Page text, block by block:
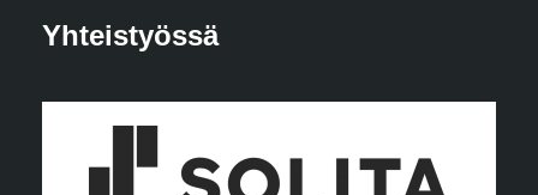
Yhteistyössä